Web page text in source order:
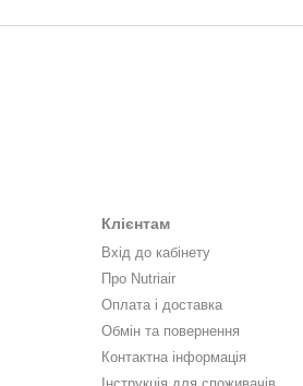
Клієнтам
Вхід до кабінету
Про Nutriair
Оплата і доставка
Обмін та повернення
Контактна інформація